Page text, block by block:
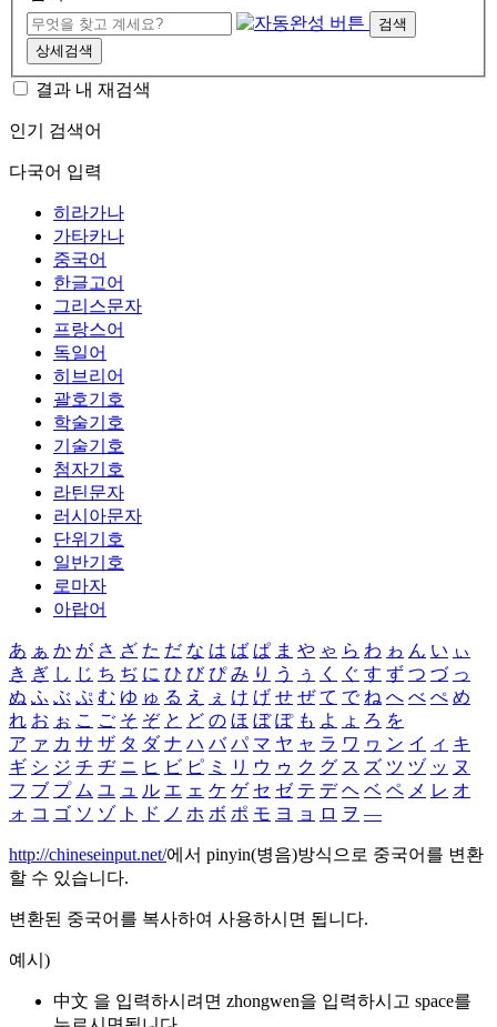
검색
상세검색
결과 내 재검색
인기 검색어
다국어 입력
히라가나
가타카나
중국어
한글고어
그리스문자
프랑스어
독일어
히브리어
괄호기호
학술기호
기술기호
첨자기호
라틴문자
러시아문자
단위기호
일반기호
로마자
아랍어
あ ぁ か が さ ざ た だ な は ば ぱ ま や ゃ ら わ ゎ ん い ぃ
き ぎ し じ ち ぢ に ひ び ぴ み り う ぅ く ぐ す ず つ づ っ
ぬ ふ ぶ ぷ む ゆ ゅ る え ぇ け げ せ ぜ て で ね へ べ ぺ め
れ お ぉ こ ご そ ぞ と ど の ほ ぼ ぽ も よ ょ ろ を
ア ァ カ サ ザ タ ダ ナ ハ バ パ マ ヤ ャ ラ ワ ヮ ン イ ィ キ
ギ シ ジ チ ヂ ニ ヒ ビ ピ ミ リ ウ ゥ ク グ ス ズ ツ ヅ ッ ヌ
フ ブ プ ム ユ ュ ル エ ェ ケ ゲ セ ゼ テ デ ヘ ベ ペ メ レ オ
ォ コ ゴ ソ ゾ ト ド ノ ホ ボ ポ モ ヨ ョ ロ ヲ ―
http://chineseinput.net/에서 pinyin(병음)방식으로 중국어를 변환
할 수 있습니다.
변환된 중국어를 복사하여 사용하시면 됩니다.
예시)
中文 을 입력하시려면 zhongwen을 입력하시고 space를